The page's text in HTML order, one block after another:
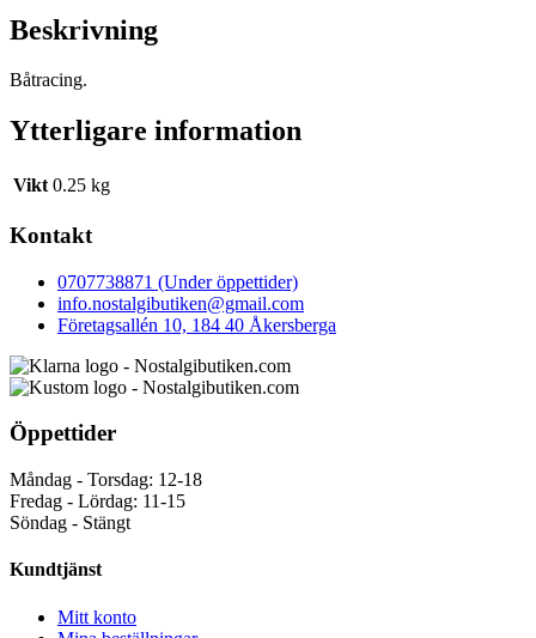
Beskrivning
Båtracing.
Ytterligare information
Vikt 0.25 kg
Kontakt
0707738871 (Under öppettider)
info.nostalgibutiken@gmail.com
Företagsallén 10, 184 40 Åkersberga
Öppettider
Måndag - Torsdag: 12-18
Fredag - Lördag: 11-15
Söndag - Stängt
Kundtjänst
Mitt konto